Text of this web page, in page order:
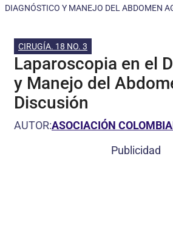
DIAGNÓSTICO Y MANEJO DEL ABDOMEN
CIRUGÍA. 18 NO. 3
Laparoscopia en el
y Manejo del
Discusión
AUTOR:ASOCIACIÓN
Publicidad